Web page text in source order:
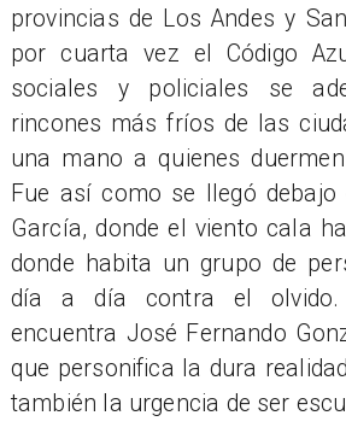
provincias de Los Andes y
por cuarta vez el Código
sociales y policiales se
rincones más fríos de las
una mano a quienes
Fue así como se llegó debajo
García, donde el viento cala
donde habita un grupo de
día a día contra el
encuentra José Fernando
que personifica la dura
también la urgencia de ser